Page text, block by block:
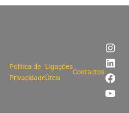
Política de
Privacidade
Ligações
Úteis
Contactos